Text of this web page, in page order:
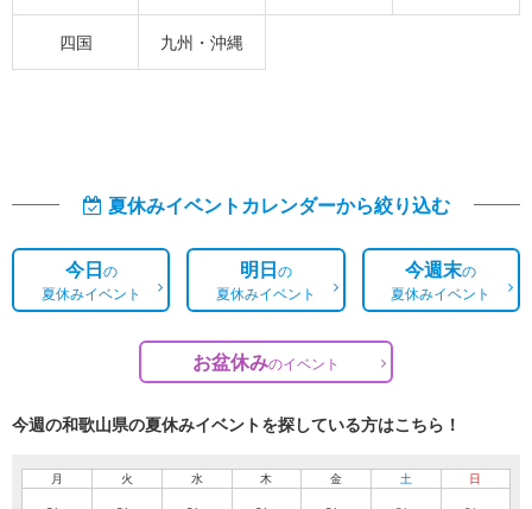
四国 九州・沖縄
夏休みイベントカレンダーから絞り込む
今日の
夏休みイベント
明日の
夏休みイベント
今週末の
夏休みイベント
お盆休みのイベント
今週の和歌山県の夏休みイベントを探している方はこちら！
月 火 水 木 金 土 日